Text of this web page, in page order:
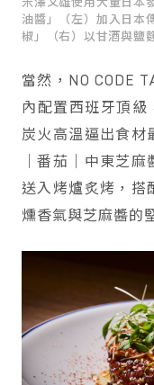
米澤文雄使用大量日本
油醬」（左）加入日本
椒」（右）以甘酒與鹽
當然，NO CODE
內配置西班牙頂
炭火高溫逼出食材
｜番茄｜中東芝
送入烤爐炙烤，搭
燻香氣與芝麻醬的